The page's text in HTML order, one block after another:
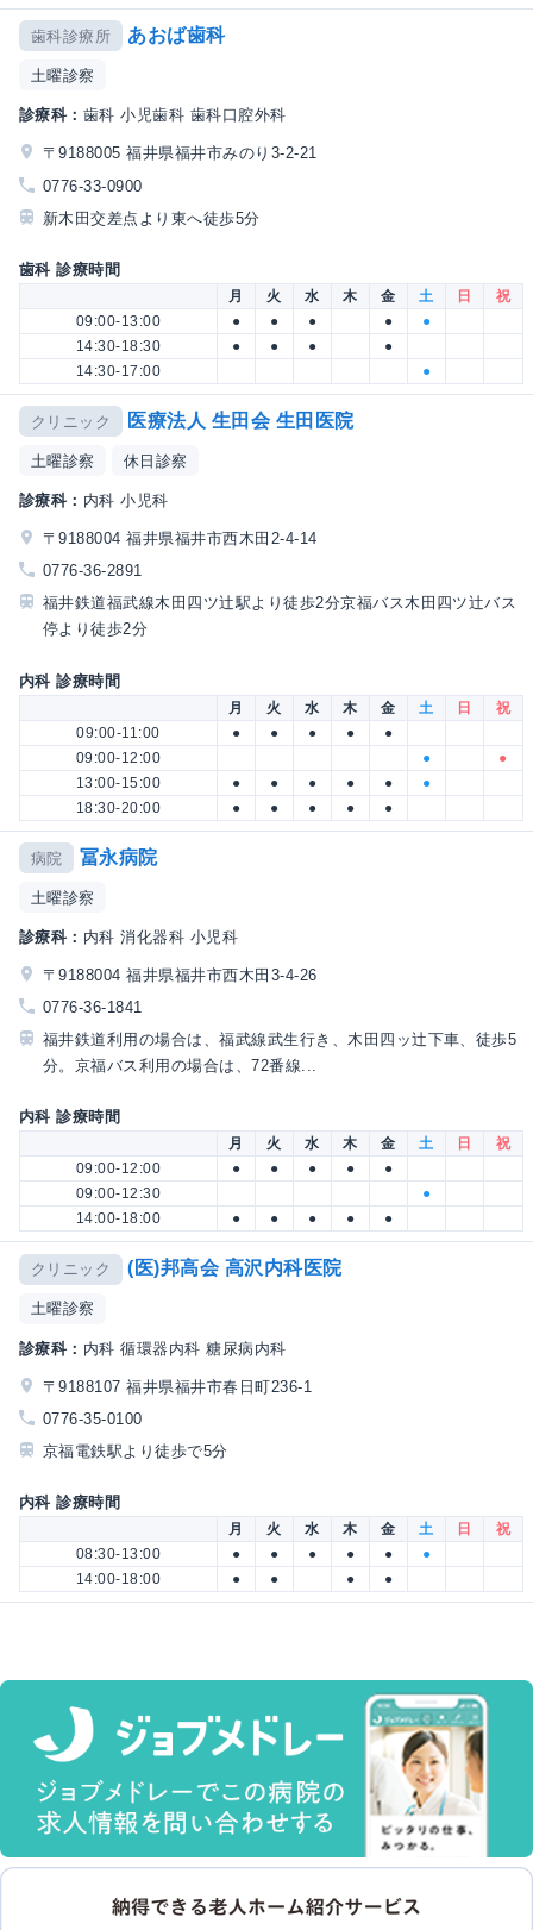
歯科診療所 あおば歯科
土曜診察
診療科： 歯科 小児歯科 歯科口腔外科
〒9188005 福井県福井市みのり3-2-21
0776-33-0900
新木田交差点より東へ徒歩5分
歯科 診療時間
月 火 水 木 金 土 日
祝
09:00-13:00
● ● ● ●
●
14:30-18:30
● ● ●
●
14:30-17:00
●
クリニック 医療法人 生田会 生田医院
土曜診察 休日診察
診療科： 内科 小児科
〒9188004 福井県福井市西木田2-4-14
0776-36-2891
福井鉄道福武線木田四ツ辻駅より徒歩2分京福バス木田四ツ辻バス
停より徒歩2分
内科 診療時間
月 火 水 木 金 土 日
祝
09:00-11:00
● ● ● ●
●
09:00-12:00
●
●
13:00-15:00
● ● ● ● ●
●
18:30-20:00
● ● ● ● ●
病院 冨永病院
土曜診察
診療科： 内科 消化器科 小児科
〒9188004 福井県福井市西木田3-4-26
0776-36-1841
福井鉄道利用の場合は、福武線武生行き、木田四ッ辻下車、徒歩5
分。京福バス利用の場合は、72番線...
内科 診療時間
月 火 水 木 金 土 日
祝
09:00-12:00
● ● ● ●
●
09:00-12:30
●
14:00-18:00
● ● ● ● ●
クリニック (医)邦高会 高沢内科医院
土曜診察
診療科： 内科 循環器内科 糖尿病内科
〒9188107 福井県福井市春日町236-1
0776-35-0100
京福電鉄駅より徒歩で5分
内科 診療時間
月 火 水 木 金 土 日
祝
08:30-13:00
● ● ● ● ●
●
14:00-18:00
● ● ● ●